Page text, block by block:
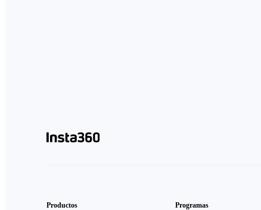
Productos Programas